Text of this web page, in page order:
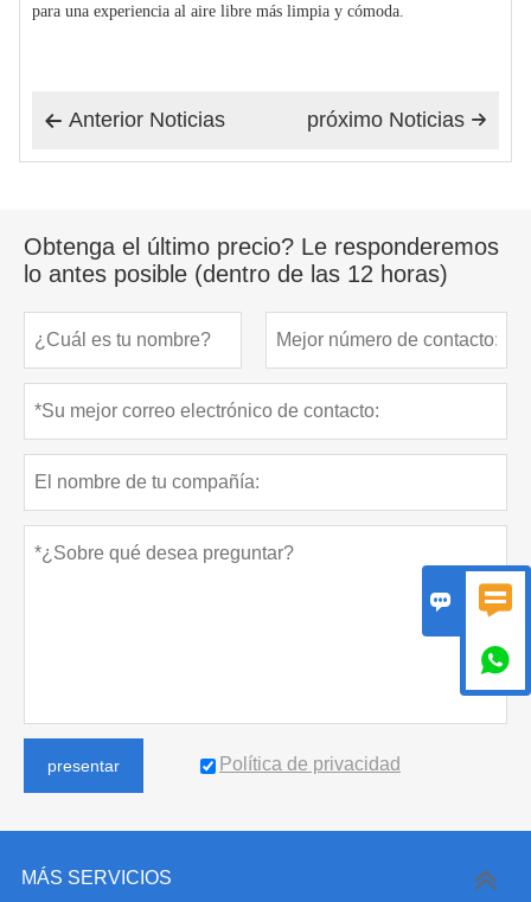
para una experiencia al aire libre más limpia y cómoda.
 Anterior Noticias 
próximo Noticias
Obtenga el último precio? Le responderemos
lo antes posible (dentro de las 12 horas)
presentar Política de privacidad
MÁS SERVICIOS
 
